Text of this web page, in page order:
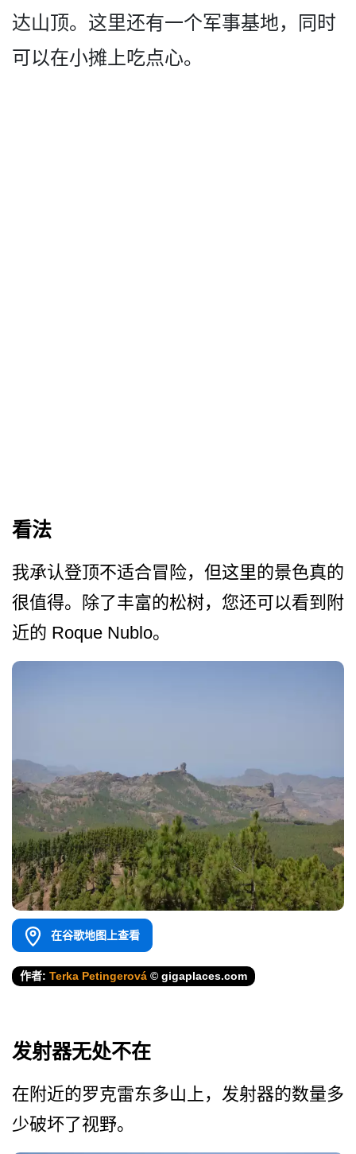
达山顶。这里还有一个军­事基地，同时
可以在小摊上吃点心。
看法
我承认登顶不适合冒险，但这­里的景色真的
很值得。除了丰富的松树，您还可以看到­附
近的 Roque Nublo。
在谷歌地图上查看
作者: Terka Petingerová © gigaplaces.com
发射器无处不在
在附近的罗克雷东多山上，发­射器的数量多
少破坏了视野。